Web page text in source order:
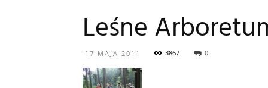
Leśne
17 MAJA 2011 3867 0